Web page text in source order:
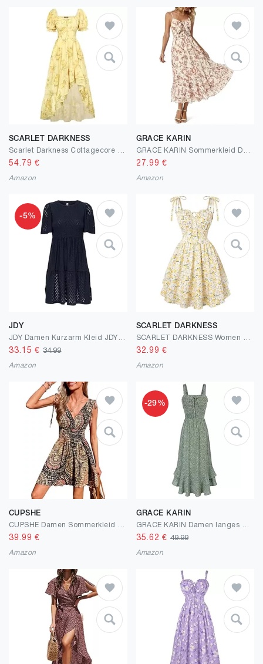
SCARLET DARKNESS
54.79 €
Amazon
GRACE KARIN
27.99 €
Amazon
-5%
JDY
33.15 €34.99
Amazon
SCARLET DARKNESS
32.99 €
Amazon
CUPSHE
39.99 €
Amazon
-29%
GRACE KARIN
35.62 € 49.99
Amazon